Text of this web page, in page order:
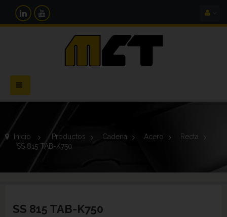
Navegación
Toggle
Inicio > Productos > Cadena > Acero >
Recta
SS 815 TAB-K750
SS 815 TAB-K750